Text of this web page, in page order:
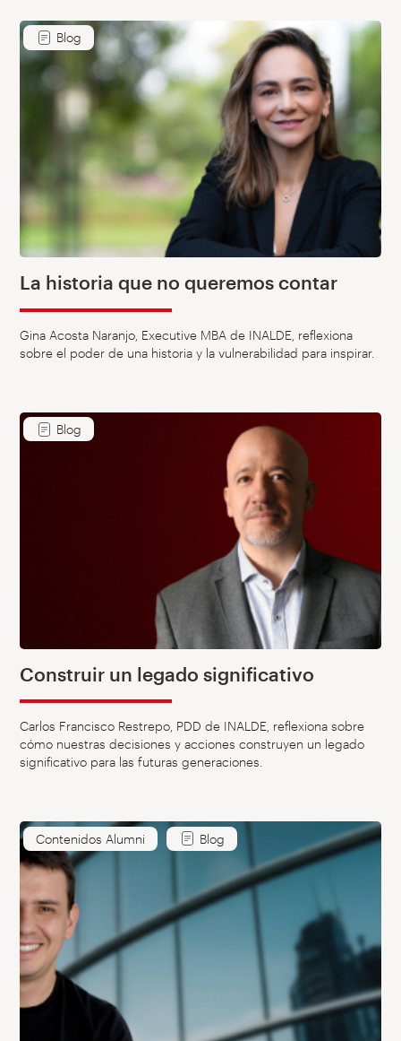
Blog
La historia que no queremos contar
Gina Acosta Naranjo, Executive MBA de INALDE, reflexiona
sobre el poder de una historia y la vulnerabilidad para inspirar.
Blog
Construir un legado significativo
Carlos Francisco Restrepo, PDD de INALDE, reflexiona sobre
cómo nuestras decisiones y acciones construyen un legado
significativo para las futuras generaciones.
Contenidos Alumni Blog